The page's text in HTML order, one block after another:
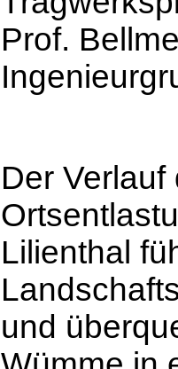
Prof.
Der
Lilienthal
und